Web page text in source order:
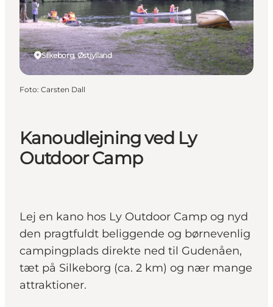
Transport
Kanoudlejning ved Ly
Outdoor Camp
Lej en kano hos Ly Outdoor Camp og nyd
den pragtfuldt beliggende og børnevenlig
campingplads direkte ned til Gudenåen,
tæt på Silkeborg (ca. 2 km) og nær mange
attraktioner.
Silkeborg, Østjylland
Foto: Carsten Dall